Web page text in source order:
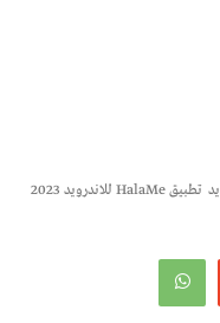
تطبيق HalaMe للاندرويد 2023